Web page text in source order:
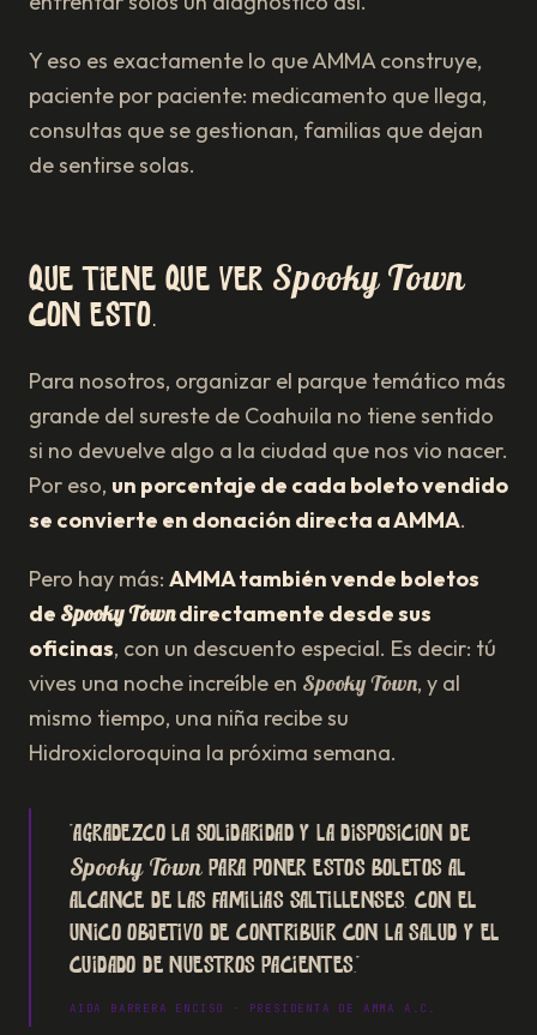
Y eso es exactamente lo que AMMA construye,
paciente por paciente: medicamento que llega,
consultas que se gestionan, familias que dejan
de sentirse solas.
Qué tiene que ver Spooky Town
con esto.
Para nosotros, organizar el parque temático más
grande del sureste de Coahuila no tiene sentido
si no devuelve algo a la ciudad que nos vio nacer.
Por eso, un porcentaje de cada boleto vendido
se convierte en donación directa a AMMA.
Pero hay más: AMMA también vende boletos
de Spooky Towndirectamente desde sus
oficinas, con un descuento especial. Es decir: tú
vives una noche increíble en Spooky Town, y al
mismo tiempo, una niña recibe su
Hidroxicloroquina la próxima semana.
"Agradezco la solidaridad y la disposición de
Spooky Townpara poner estos boletos al
alcance de las familias saltillenses, con el
único objetivo de contribuir con la salud y el
cuidado de nuestros pacientes."
AIDA BARRERA ENCISO · PRESIDENTA DE AMMA A.C.